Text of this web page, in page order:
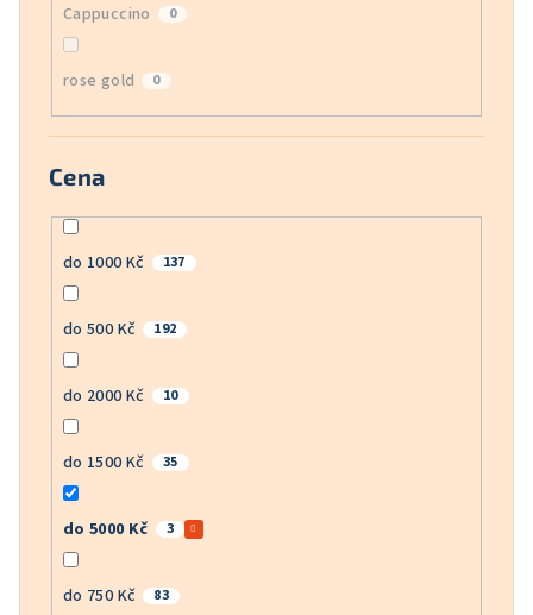
Cappuccino 0
rose gold 0
Cena
do 1000 Kč 137
do 500 Kč 192
do 2000 Kč 10
do 1500 Kč 35
do 5000 Kč 3
do 750 Kč 83